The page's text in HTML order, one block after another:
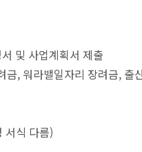
및 사업계획서 제출
, 워라밸일자리 장려금,
서식 다름)